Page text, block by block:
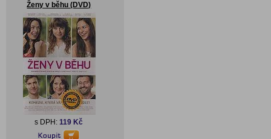
Ženy v běhu (DVD)
s DPH:119 Kč